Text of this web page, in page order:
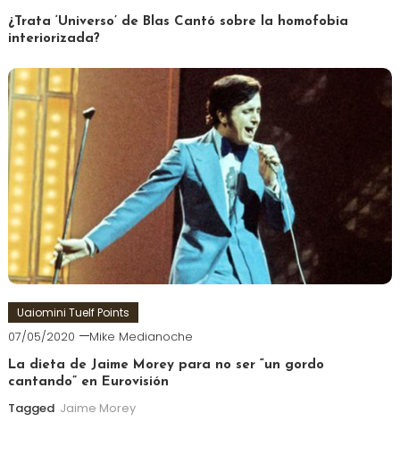
¿Trata ‘Universo’ de Blas Cantó sobre la homofobia
interiorizada?
Uaiomini Tuelf Points
07/05/2020 Mike Medianoche
La dieta de Jaime Morey para no ser “un gordo
cantando” en Eurovisión
Tagged Jaime Morey